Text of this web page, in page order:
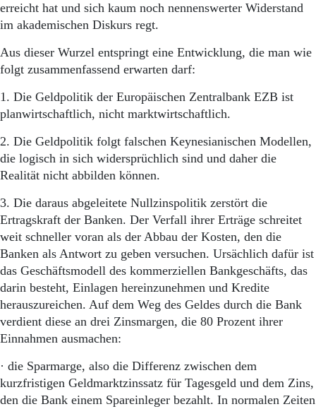
erreicht hat und sich kaum noch nennenswerter Widerstand
im akademischen Diskurs regt.
Aus dieser Wurzel entspringt eine Entwicklung, die man wie
folgt zusammenfassend erwarten darf:
1. Die Geldpolitik der Europäischen Zentralbank EZB ist
planwirtschaftlich, nicht marktwirtschaftlich.
2. Die Geldpolitik folgt falschen Keynesianischen Modellen,
die logisch in sich widersprüchlich sind und daher die
Realität nicht abbilden können.
3. Die daraus abgeleitete Nullzinspolitik zerstört die
Ertragskraft der Banken. Der Verfall ihrer Erträge schreitet
weit schneller voran als der Abbau der Kosten, den die
Banken als Antwort zu geben versuchen. Ursächlich dafür ist
das Geschäftsmodell des kommerziellen Bankgeschäfts, das
darin besteht, Einlagen hereinzunehmen und Kredite
herauszureichen. Auf dem Weg des Geldes durch die Bank
verdient diese an drei Zinsmargen, die 80 Prozent ihrer
Einnahmen ausmachen:
· die Sparmarge, also die Differenz zwischen dem
kurzfristigen Geldmarktzinssatz für Tagesgeld und dem Zins,
den die Bank einem Spareinleger bezahlt. In normalen Zeiten